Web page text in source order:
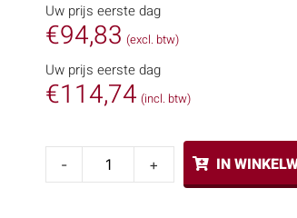
Uw prijs eerste dag
€94,83 (excl. btw)
Uw prijs eerste dag
€114,74 (incl. btw)
- + IN